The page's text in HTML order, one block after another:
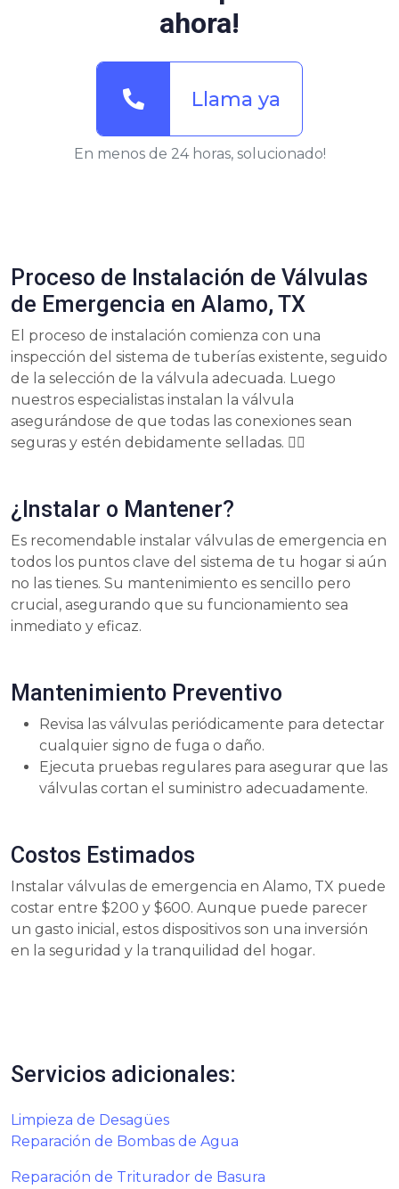
ahora!
Llama ya
En menos de 24 horas, solucionado!
Proceso de Instalación de Válvulas
de Emergencia en Alamo, TX
El proceso de instalación comienza con una
inspección del sistema de tuberías existente, seguido
de la selección de la válvula adecuada. Luego
nuestros especialistas instalan la válvula
asegurándose de que todas las conexiones sean
seguras y estén debidamente selladas. 👷‍♂️
¿Instalar o Mantener?
Es recomendable instalar válvulas de emergencia en
todos los puntos clave del sistema de tu hogar si aún
no las tienes. Su mantenimiento es sencillo pero
crucial, asegurando que su funcionamiento sea
inmediato y eficaz.
Mantenimiento Preventivo
Revisa las válvulas periódicamente para detectar
cualquier signo de fuga o daño.
Ejecuta pruebas regulares para asegurar que las
válvulas cortan el suministro adecuadamente.
Costos Estimados
Instalar válvulas de emergencia en Alamo, TX puede
costar entre $200 y $600. Aunque puede parecer
un gasto inicial, estos dispositivos son una inversión
en la seguridad y la tranquilidad del hogar.
Servicios adicionales:
Limpieza de Desagües
Reparación de Bombas de Agua
Reparación de Triturador de Basura